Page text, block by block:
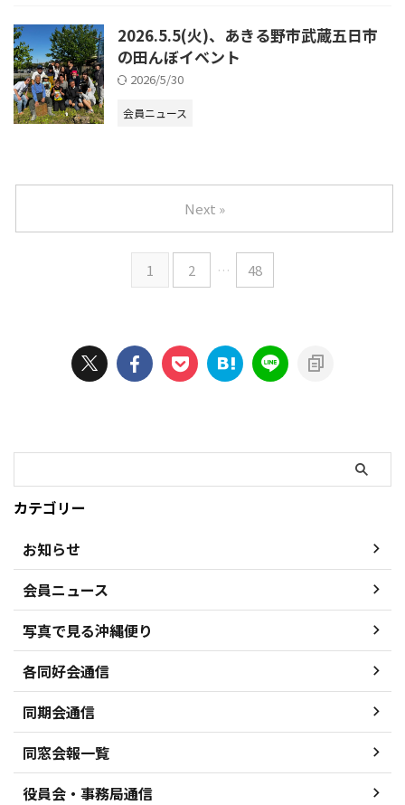
2026.5.5(火)、あきる野市武蔵五日市
の田んぼイベント
2026/5/30
会員ニュース
1 2 … 48
Next »
カテゴリー
お知らせ
会員ニュース
写真で見る沖縄便り
各同好会通信
同期会通信
同窓会報一覧
役員会・事務局通信